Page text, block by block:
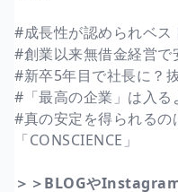
#成長性が認められベス
#創業以来無借金経営で
#新卒5年目で社長に？
#「最高の企業」は入る
#真の安定を得られるの
「CONSCIENCE」
＞＞BLOGや